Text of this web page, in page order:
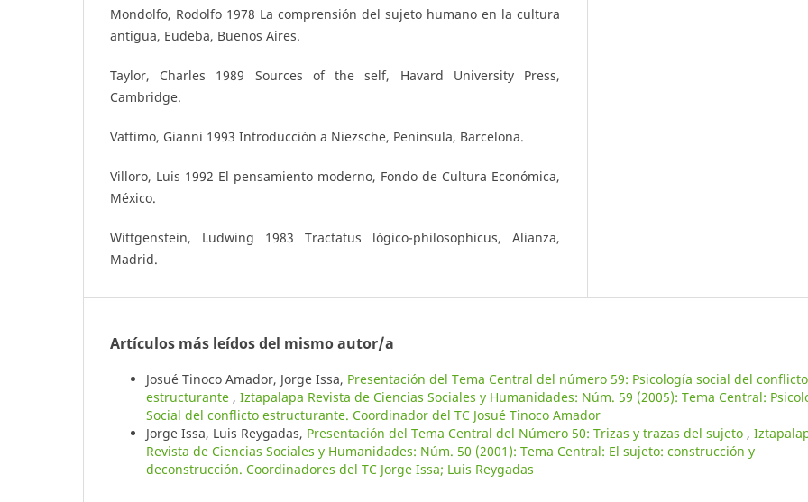
Mondolfo, Rodolfo 1978 La comprensión del sujeto humano en la cultura
antigua, Eudeba, Buenos Aires.
Taylor, Charles 1989 Sources of the self, Havard University Press,
Cambridge.
Vattimo, Gianni 1993 Introducción a Niezsche, Península, Barcelona.
Villoro, Luis 1992 El pensamiento moderno, Fondo de Cultura Económica,
México.
Wittgenstein, Ludwing 1983 Tractatus lógico-philosophicus, Alianza,
Madrid.
Artículos más leídos del mismo autor/a
Josué Tinoco Amador, Jorge Issa, Presentación del Tema Central del número 59: Psicología social del conflicto
estructurante , Iztapalapa Revista de Ciencias Sociales y Humanidades: Núm. 59 (2005): Tema Central:
Social del conflicto estructurante. Coordinador del TC Josué Tinoco Amador
Jorge Issa, Luis Reygadas, Presentación del Tema Central del Número 50: Trizas y trazas del sujeto ,
Revista de Ciencias Sociales y Humanidades: Núm. 50 (2001): Tema Central: El sujeto: construcción y
deconstrucción. Coordinadores del TC Jorge Issa; Luis Reygadas